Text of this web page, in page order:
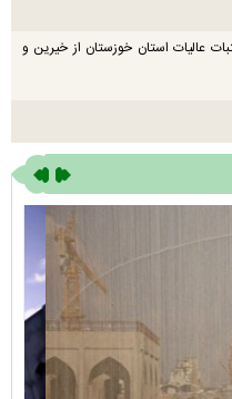
عالیات استان خوزستان از خیرین و